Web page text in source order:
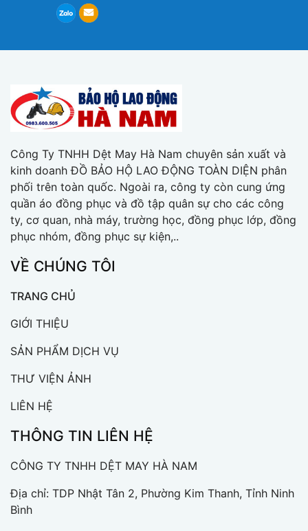
Công Ty TNHH Dệt May Hà Nam chuyên sản xuất và
kinh doanh ĐỒ BẢO HỘ LAO ĐỘNG TOÀN DIỆN phân
phối trên toàn quốc. Ngoài ra, công ty còn cung ứng
quần áo đồng phục và đồ tập quân sự cho các công
ty, cơ quan, nhà máy, trường học, đồng phục lớp, đồng
phục nhóm, đồng phục sự kiện,..
VỀ CHÚNG TÔI
TRANG CHỦ
GIỚI THIỆU
SẢN PHẨM DỊCH VỤ
THƯ VIỆN ẢNH
LIÊN HỆ
THÔNG TIN LIÊN HỆ
CÔNG TY TNHH DỆT MAY HÀ NAM
Địa chỉ: TDP Nhật Tân 2, Phường Kim Thanh, Tỉnh Ninh
Bình